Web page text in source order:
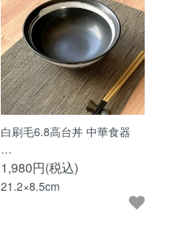
白刷毛6.8高台丼 中華食器
…
1,980円(税込)
21.2×8.5cm